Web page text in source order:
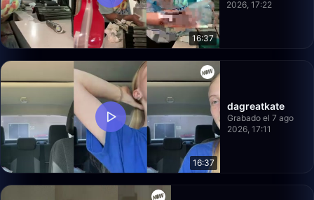
16:37
2026, 17:22
16:37
dagreatkate
Grabado el 7 ago
2026, 17:11